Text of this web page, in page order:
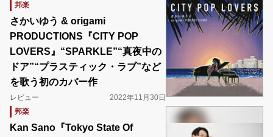
邦楽
さかいゆう & origami
PRODUCTIONS『CITY POP
LOVERS』“SPARKLE”“真夜中の
ドア”“プラスティック・ラブ”など
を歌う初のカバー作
レビュー
2022年11月30日
邦楽
Kan Sano『Tokyo State Of